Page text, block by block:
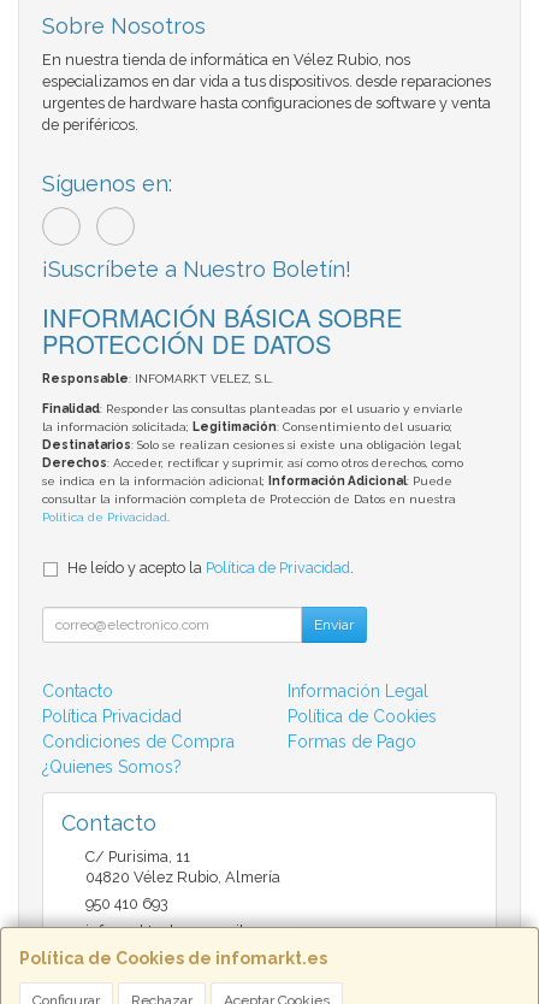
Política de Cookies de infomarkt.es
Configurar Rechazar Aceptar Cookies
Sobre Nosotros
En nuestra tienda de informática en Vélez Rubio, nos
especializamos en dar vida a tus dispositivos. desde reparaciones
urgentes de hardware hasta configuraciones de software y venta
de periféricos.
Síguenos en:
¡Suscríbete a Nuestro Boletín!
INFORMACIÓN BÁSICA SOBRE
PROTECCIÓN DE DATOS
Responsable: INFOMARKT VELEZ, S.L.
Finalidad: Responder las consultas planteadas por el usuario y enviarle
la información solicitada; Legitimación: Consentimiento del usuario;
Destinatarios: Solo se realizan cesiones si existe una obligación legal;
Derechos: Acceder, rectificar y suprimir, así como otros derechos, como
se indica en la información adicional;
Información Adicional: Puede
consultar la información completa de Protección de Datos en nuestra
Política de Privacidad
He leído y acepto la Política de Privacidad.
Enviar
Contacto
Información Legal
Política Privacidad
Política de Cookies
Condiciones de Compra
Formas de Pago
¿Quienes Somos?
Contacto
C/ Purisima, 11
04820 Vélez Rubio, Almería
950 410 693
infomarktvelez@gmail.com